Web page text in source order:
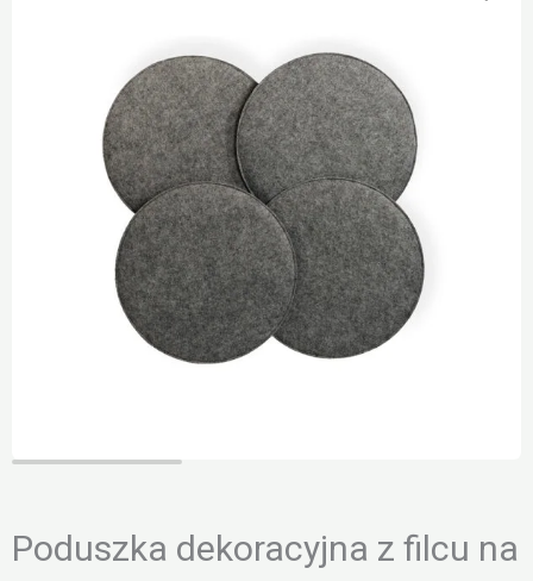
Poduszka dekoracyjna z filcu na